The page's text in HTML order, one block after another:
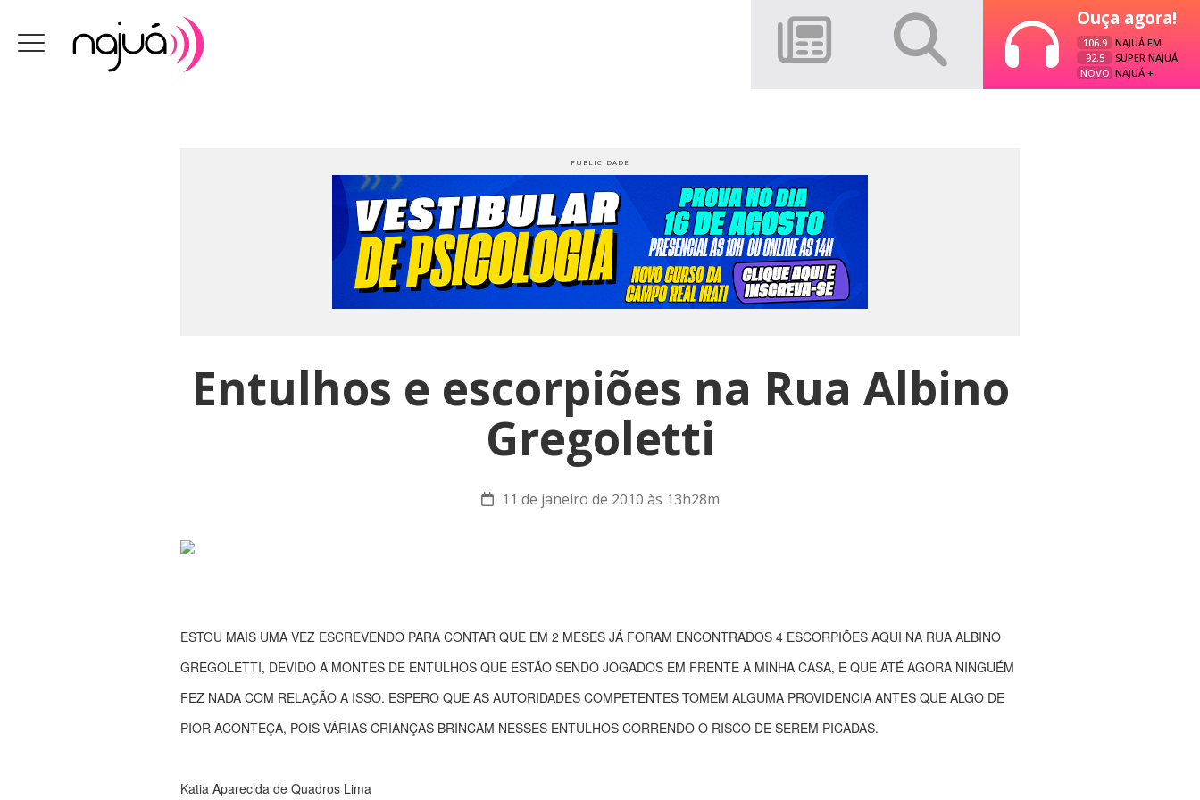
Ouça agora!
106.9
NAJUÁ FM
92.5
SUPER NAJUÁ
NOVO NAJUÁ +
Entulhos e escorpiões na Rua Albino
Gregoletti
11 de janeiro de 2010 às 13h28m
ESTOU MAIS UMA VEZ ESCREVENDO PARA CONTAR QUE EM 2 MESES JÁ FORAM ENCONTRADOS 4 ESCORPIÕES AQUI NA RUA ALBINO
GREGOLETTI, DEVIDO A MONTES DE ENTULHOS QUE ESTÃO SENDO JOGADOS EM FRENTE A MINHA CASA, E QUE ATÉ AGORA NINGUÉM
FEZ NADA COM RELAÇÃO A ISSO. ESPERO QUE AS AUTORIDADES COMPETENTES TOMEM ALGUMA PROVIDENCIA ANTES QUE ALGO DE
PIOR ACONTEÇA, POIS VÁRIAS CRIANÇAS BRINCAM NESSES ENTULHOS CORRENDO O RISCO DE SEREM PICADAS.
Katia Aparecida de Quadros Lima